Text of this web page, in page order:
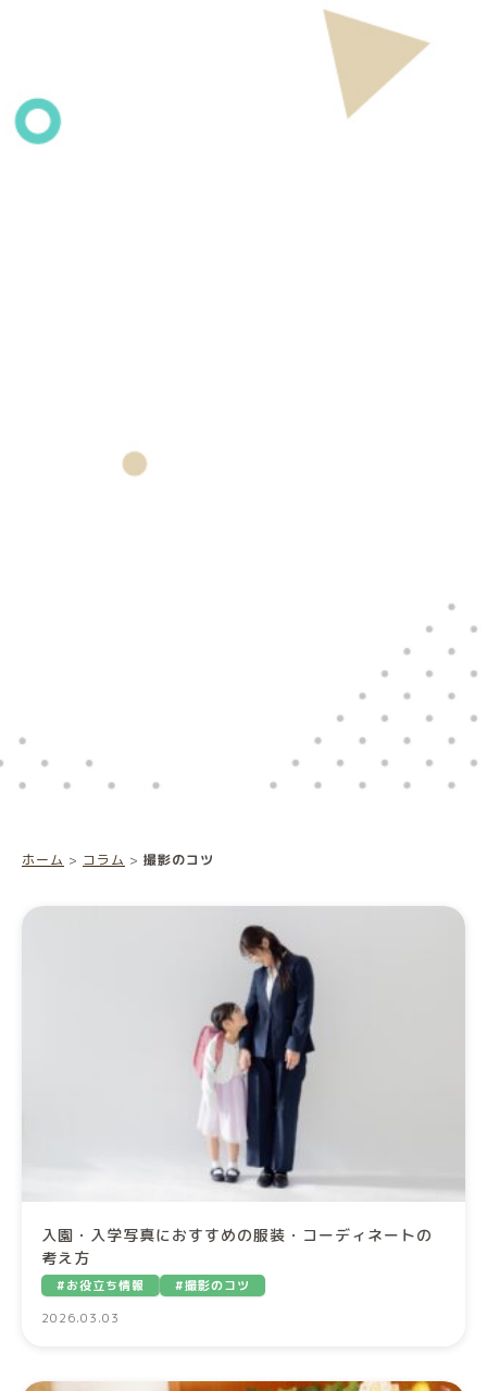
ホーム > コラム > 撮影のコツ
入園・入学写真におすすめの服装・コーディネートの
考え方
#お役立ち情報
#撮影のコツ
2026.03.03